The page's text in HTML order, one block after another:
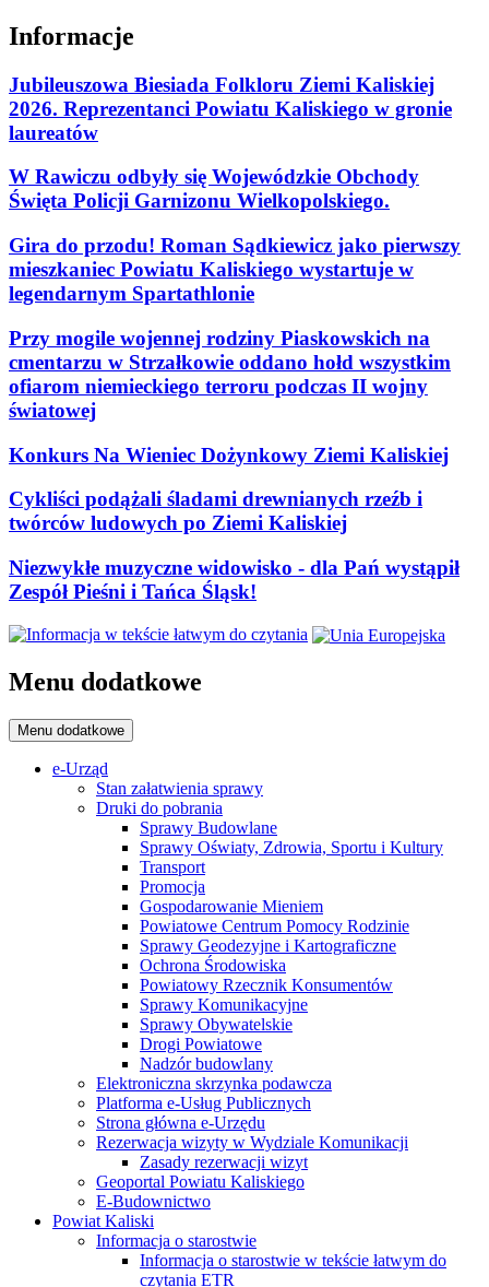
Informacje
Jubileuszowa Biesiada Folkloru Ziemi Kaliskiej
2026. Reprezentanci Powiatu Kaliskiego w gronie
laureatów
W Rawiczu odbyły się Wojewódzkie Obchody
Święta Policji Garnizonu Wielkopolskiego.
Gira do przodu! Roman Sądkiewicz jako pierwszy
mieszkaniec Powiatu Kaliskiego wystartuje w
legendarnym Spartathlonie
Przy mogile wojennej rodziny Piaskowskich na
cmentarzu w Strzałkowie oddano hołd wszystkim
ofiarom niemieckiego terroru podczas II wojny
światowej
Konkurs Na Wieniec Dożynkowy Ziemi Kaliskiej
Cykliści podążali śladami drewnianych rzeźb i
twórców ludowych po Ziemi Kaliskiej
Niezwykłe muzyczne widowisko - dla Pań wystąpił
Zespół Pieśni i Tańca Śląsk!
Menu dodatkowe
Menu dodatkowe
e-Urząd
Stan załatwienia sprawy
Druki do pobrania
Sprawy Budowlane
Sprawy Oświaty, Zdrowia, Sportu i Kultury
Transport
Promocja
Gospodarowanie Mieniem
Powiatowe Centrum Pomocy Rodzinie
Sprawy Geodezyjne i Kartograficzne
Ochrona Środowiska
Powiatowy Rzecznik Konsumentów
Sprawy Komunikacyjne
Sprawy Obywatelskie
Drogi Powiatowe
Nadzór budowlany
Elektroniczna skrzynka podawcza
Platforma e-Usług Publicznych
Strona główna e-Urzędu
Rezerwacja wizyty w Wydziale Komunikacji
Zasady rezerwacji wizyt
Geoportal Powiatu Kaliskiego
E-Budownictwo
Powiat Kaliski
Informacja o starostwie
Informacja o starostwie w tekście łatwym do
czytania ETR